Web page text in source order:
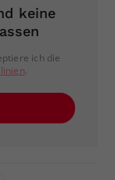
keine
ich die
.